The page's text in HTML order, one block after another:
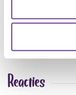
Wat vind
1 3
Reacties